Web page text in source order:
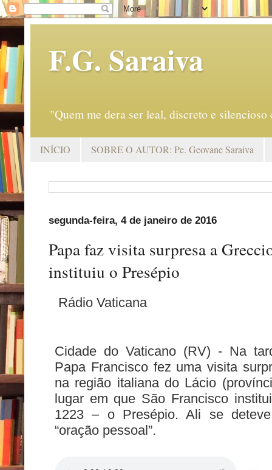
F.G. Saraiva
"Quem me dera ser leal, discreto e
INÍCIO SOBRE O AUTOR: Pe. Geovane Saraiva
segunda-feira, 4 de janeiro de 2016
Papa faz visita surpresa a
instituiu o Presépio
Rádio Vaticana
Cidade do Vaticano (RV) - Na
Papa Francisco fez uma visita
na região italiana do Lácio
lugar em que São Francisco
1223 – o Presépio. Ali se
“oração pessoal”.